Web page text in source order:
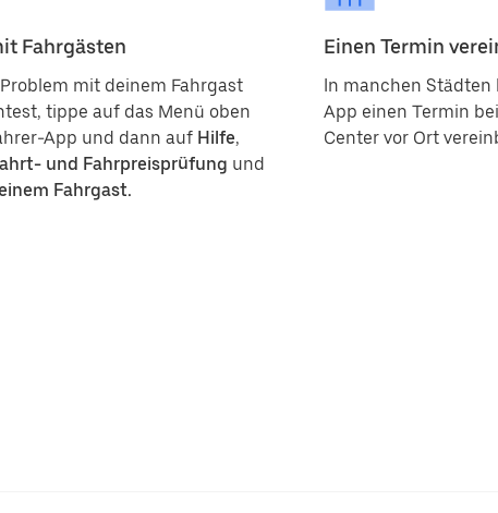
Fahrgästen
mit deinem Fahrgast
tippe auf das Menü oben
App und dann auf Hilfe,
und Fahrpreisprüfung und
Fahrgast.
Einen Termin
In manchen
App einen Termin
Center vor Ort